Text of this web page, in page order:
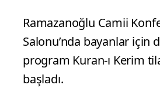
Ramazanoğlu Camii
Salonu’nda bayanlar için
program Kuran-ı Kerim
başladı.